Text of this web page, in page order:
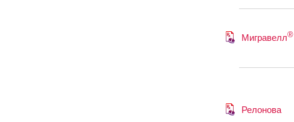
Мигравелл®
Релонова